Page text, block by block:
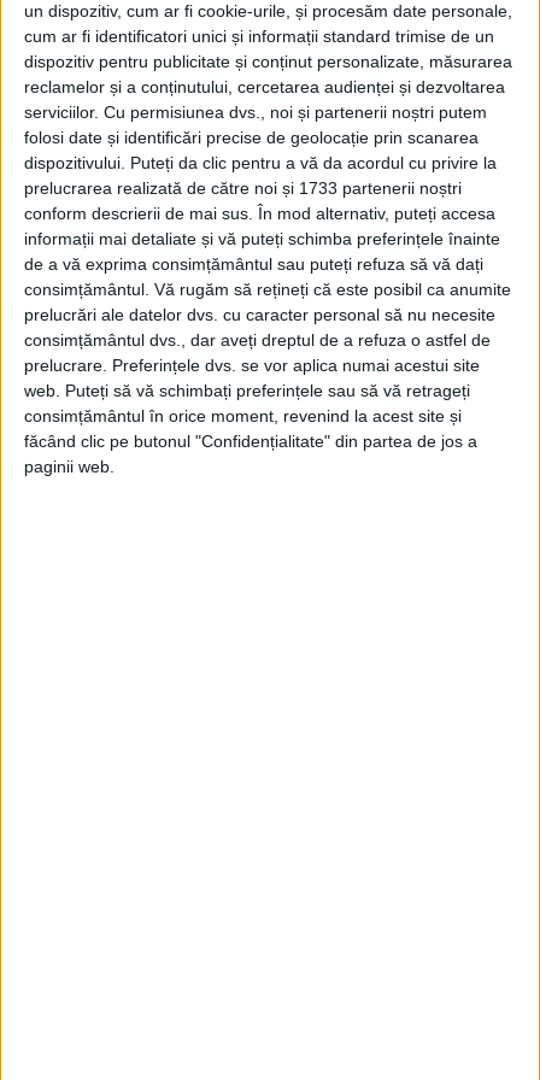
un dispozitiv, cum ar fi cookie-urile, și procesăm date personale,
cum ar fi identificatori unici și informații standard trimise de un
dispozitiv pentru publicitate și conținut personalizate, măsurarea
reclamelor și a conținutului, cercetarea audienței și dezvoltarea
serviciilor. Cu permisiunea dvs., noi și partenerii noștri putem
folosi date și identificări precise de geolocație prin scanarea
dispozitivului. Puteți da clic pentru a vă da acordul cu privire la
prelucrarea realizată de către noi și 1733 partenerii noștri
conform descrierii de mai sus. În mod alternativ, puteți accesa
informații mai detaliate și vă puteți schimba preferințele înainte
de a vă exprima consimțământul sau puteți refuza să vă dați
consimțământul. Vă rugăm să rețineți că este posibil ca anumite
prelucrări ale datelor dvs. cu caracter personal să nu necesite
consimțământul dvs., dar aveți dreptul de a refuza o astfel de
prelucrare. Preferințele dvs. se vor aplica numai acestui site
web. Puteți să vă schimbați preferințele sau să vă retrageți
consimțământul în orice moment, revenind la acest site și
făcând clic pe butonul "Confidențialitate" din partea de jos a
paginii web.
Mizerabiliipentru a explica modul în care
Fantine este împinsă la pierzanie, precum
și la arestarea unui vagabond pentru furtul
unei pâini.